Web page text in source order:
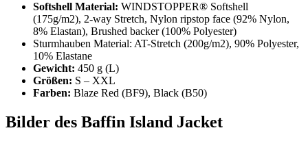
Softshell Material: WINDSTOPPER® Softshell
(175g/m2), 2-way Stretch, Nylon ripstop face (92% Nylon,
8% Elastan), Brushed backer (100% Polyester)
Sturmhauben Material: AT-Stretch (200g/m2), 90% Polyester,
10% Elastane
Gewicht: 450 g (L)
Größen: S – XXL
Farben: Blaze Red (BF9), Black (B50)
Bilder des Baffin Island Jacket